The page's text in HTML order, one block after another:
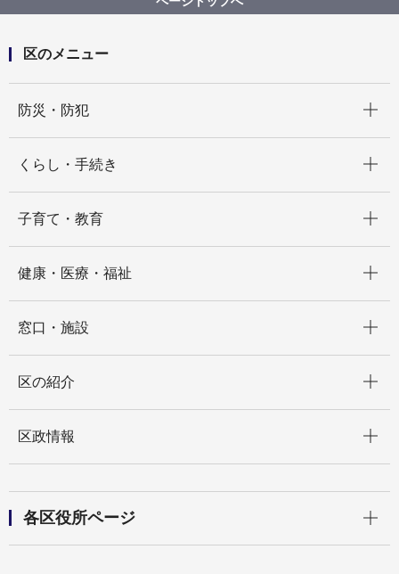
区のメニュー
防災・防犯
くらし・手続き
子育て・教育
健康・医療・福祉
窓口・施設
区の紹介
区政情報
各区役所ページ